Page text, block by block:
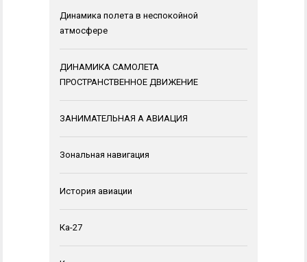
Динамика полета в неспокойной
атмосфере
ДИНАМИКА САМОЛЕТА
ПРОСТРАНСТВЕННОЕ ДВИЖЕНИЕ
ЗАНИМАТЕЛЬНАЯ А АВИАЦИЯ
Зональная навигация
История авиации
Ка-27